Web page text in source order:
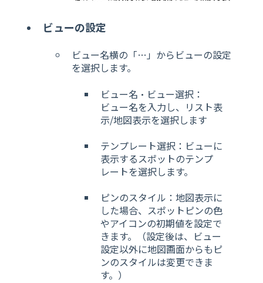
ビューの設定
ビュー名横の「…」からビューの設定
を選択します。
ビュー名・ビュー選択：
ビュー名を入力し、リスト表
示/地図表示を選択します
テンプレート選択：ビューに
表示するスポットのテンプ
レートを選択します。
ピンのスタイル： 地図表示に
した場合、スポットピンの色
やアイコンの初期値を設定で
きます。（設定後は、ビュー
設定以外に地図画面からもピ
ンのスタイルは変更できま
す。）